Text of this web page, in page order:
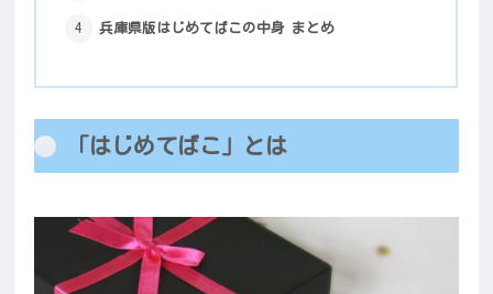
兵庫県版はじめてばこの中身 まとめ
「はじめてばこ」とは